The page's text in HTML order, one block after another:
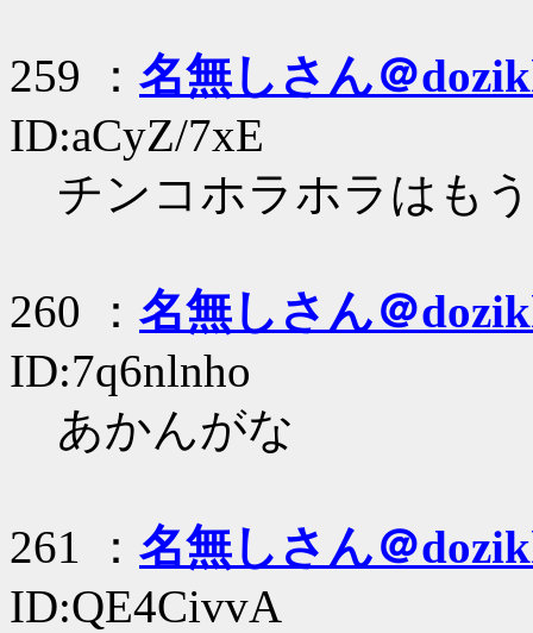
259 ： 名無しさん＠
ID:aCyZ/7xE
チンコホラホラはも
260 ： 名無しさん＠
ID:7q6nlnho
あかんがな
261 ： 名無しさん＠
ID:QE4CivvA